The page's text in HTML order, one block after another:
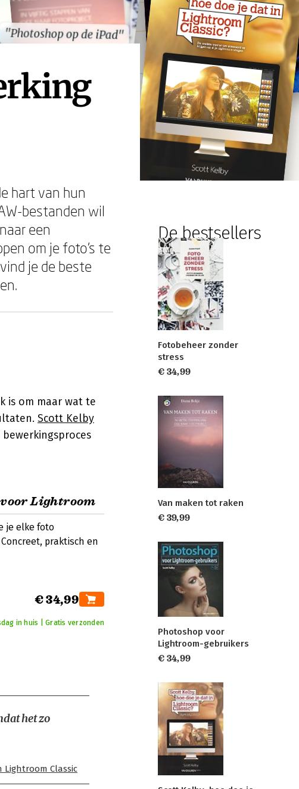
"Photoshop op de iPad"
"Photoshop op de iPad"
hart van hun
bestanden wil
een
om je foto's te
je de beste
is om maar wat te
Scott Kelby
Lightroom
je elke foto
praktisch en
€ 34,99
in huis | Gratis verzonden
het zo
Lightroom Classic
De bestsellers
Fotobeheer zonder
stress
€ 34,99
Van maken tot raken
€ 39,99
Photoshop voor
Lightroom-gebruikers
€ 34,99